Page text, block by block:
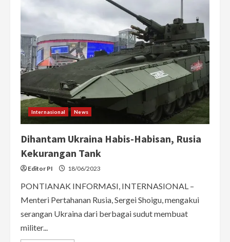
Sudan
Internasional News
Dihantam Ukraina Habis-Habisan, Rusia
Kekurangan Tank
Editor PI 18/06/2023
PONTIANAK INFORMASI, INTERNASIONAL –
Menteri Pertahanan Rusia, Sergei Shoigu, mengakui
serangan Ukraina dari berbagai sudut membuat
militer...